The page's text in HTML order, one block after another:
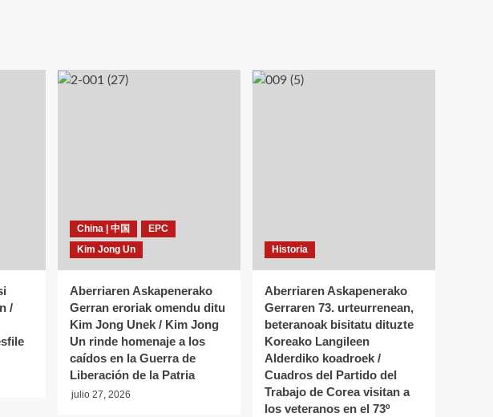
/
China | 中国
EPC
Kim Jong Un
Aberriaren Askapenerako
Gerran eroriak omendu ditu
Kim Jong Unek / Kim Jong
Un rinde homenaje a los
caídos en la Guerra de
Liberación de la Patria
julio 27, 2026
Historia
Aberriaren Askapenerako
Gerraren 73. urteurrenean,
beteranoak bisitatu dituzte
Koreako Langileen
Alderdiko koadroek /
Cuadros del Partido del
Trabajo de Corea visitan a
los veteranos en el 73º